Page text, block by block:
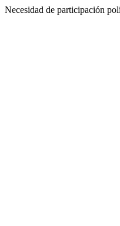
Necesidad de participación